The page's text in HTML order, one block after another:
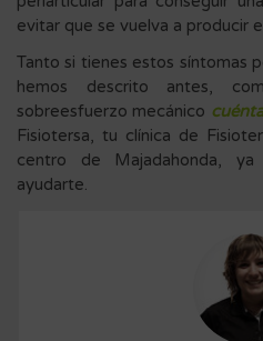
evitar que se vuelva a producir
Tanto si tienes estos síntomas
hemos descrito antes,
sobreesfuerzo mecánico
Fisiotersa, tu clínica de
centro de Majadahonda, ya
ayudarte.